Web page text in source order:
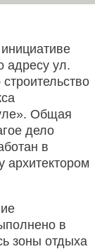
адресу ул.
Общая
дело
в
архитектором
в
зоны отдыха